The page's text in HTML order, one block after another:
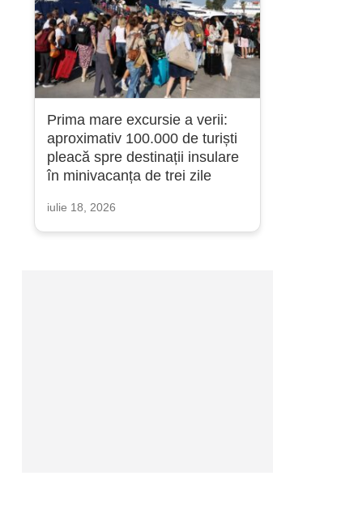
Prima mare excursie a verii:
aproximativ 100.000 de turiști
pleacă spre destinații insulare
în minivacanța de trei zile
iulie 18, 2026